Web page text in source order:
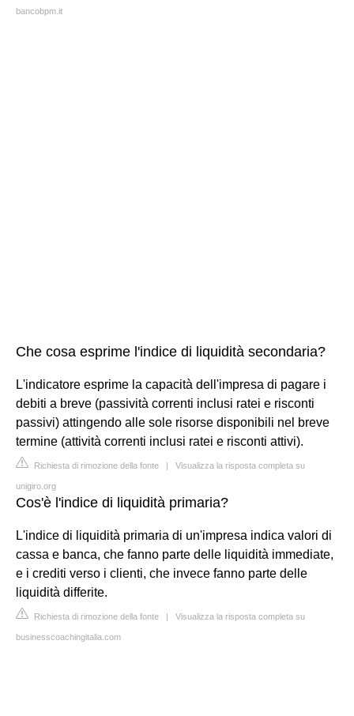
bancobpm.it
Che cosa esprime l'indice di liquidità secondaria?
L'indicatore esprime la capacità dell'impresa di pagare i
debiti a breve (passività correnti inclusi ratei e risconti
passivi) attingendo alle sole risorse disponibili nel breve
termine (attività correnti inclusi ratei e risconti attivi).
Richiesta di rimozione della fonte | Visualizza la risposta completa su
unigiro.org
Cos'è l'indice di liquidità primaria?
L'indice di liquidità primaria di un'impresa indica valori di
cassa e banca, che fanno parte delle liquidità immediate,
e i crediti verso i clienti, che invece fanno parte delle
liquidità differite.
Richiesta di rimozione della fonte | Visualizza la risposta completa su
businesscoachingitalia.com